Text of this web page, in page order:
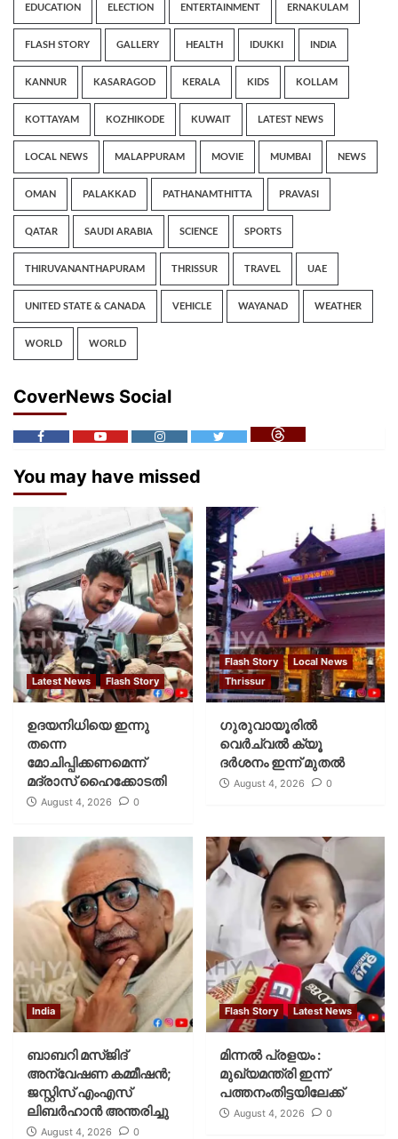
EDUCATION ELECTION ENTERTAINMENT ERNAKULAM
FLASH STORY GALLERY HEALTH IDUKKI INDIA
KANNUR KASARAGOD KERALA KIDS KOLLAM
KOTTAYAM KOZHIKODE KUWAIT LATEST NEWS
LOCAL NEWS MALAPPURAM MOVIE MUMBAI NEWS
OMAN PALAKKAD PATHANAMTHITTA PRAVASI
QATAR SAUDI ARABIA SCIENCE SPORTS
THIRUVANANTHAPURAM THRISSUR TRAVEL UAE
UNITED STATE & CANADA VEHICLE WAYANAD WEATHER
WORLD WORLD
CoverNews Social
You may have missed
Latest News Flash Story
ഉദയനിധിയെ ഇന്നു
തന്നെ
മോചിപ്പിക്കണമെന്ന്
മദ്രാസ് ഹൈക്കോടതി
August 4, 2026 0
Flash Story
Local News
Thrissur
ഗുരുവായൂരില്‍
വെര്‍ച്വല്‍ ക്യൂ
ദര്‍ശനം ഇന്ന് മുതല്‍
August 4, 2026 0
India
ബാബറി മസ്ജിദ്
അന്വേഷണ കമ്മീഷന്‍;
ജസ്റ്റിസ് എംഎസ്
ലിബര്‍ഹാന്‍ അന്തരിച്ചു
August 4, 2026 0
Flash Story Latest News
മിന്നല്‍ പ്രളയം :
മുഖ്യമന്ത്രി ഇന്ന്
പത്തനംതിട്ടയിലേക്ക്
August 4, 2026 0